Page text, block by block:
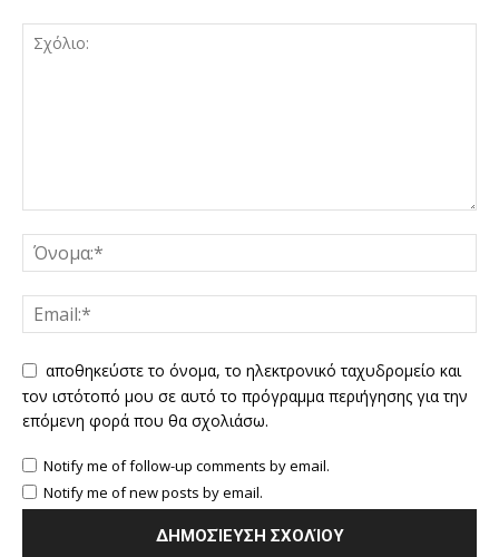
αποθηκεύστε το όνομα, το ηλεκτρονικό ταχυδρομείο και
τον ιστότοπό μου σε αυτό το πρόγραμμα περιήγησης για την
επόμενη φορά που θα σχολιάσω.
Notify me of follow-up comments by email.
Notify me of new posts by email.